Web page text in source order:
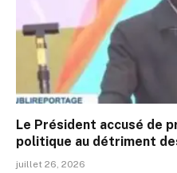
Le Président accusé de
politique au détriment
juillet 26, 2026